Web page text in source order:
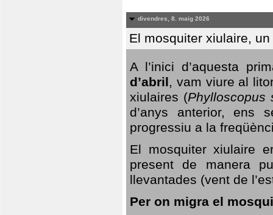
divendres, 8. maig 2026
El mosquiter xiulaire,
A l’inici d’aquesta
d’abril, vam viure al
xiulaires (Phylloscopus
d’anys anterior, ens
progressiu a la
El mosquiter xiulaire
present de manera
llevantades (vent de
Per on migra el